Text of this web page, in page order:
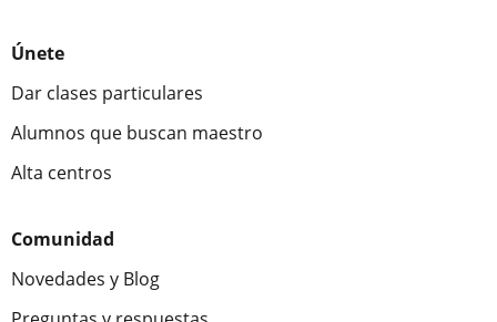
Únete
Dar clases particulares
Alumnos que buscan maestro
Alta centros
Comunidad
Novedades y Blog